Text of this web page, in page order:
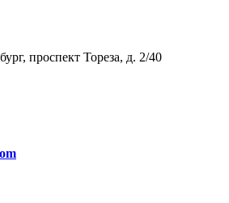
проспект Тореза, д. 2/40